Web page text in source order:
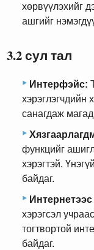
хөрвүүлэхийг
ашгийг
3.2 сул тал
Интерфэйс:
хэрэглэгчдийн
санагдаж
функцийг
хэрэгтэй.
байдаг.
хэрэгсэл
тогтвортой
байдаг.